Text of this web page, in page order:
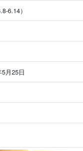
6.14）
月25日